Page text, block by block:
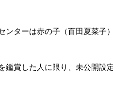
ターは赤の子（百田夏菜子
した人に限り、未公開設